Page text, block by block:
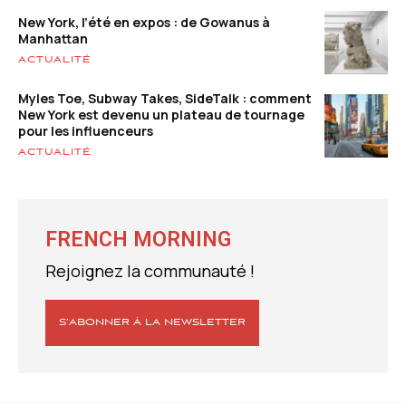
New York, l’été en expos : de Gowanus à
Manhattan
ACTUALITÉ
Myles Toe, Subway Takes, SideTalk : comment
New York est devenu un plateau de tournage
pour les influenceurs
ACTUALITÉ
FRENCH MORNING
Rejoignez la communauté !
S’ABONNER À LA NEWSLETTER